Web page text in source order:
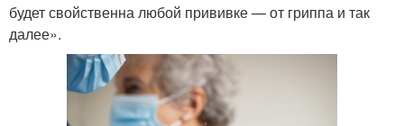
будет свойственна любой прививке — от гриппа и так
далее».